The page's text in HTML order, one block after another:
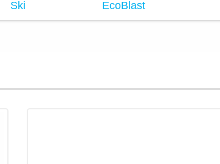
Ski EcoBlast